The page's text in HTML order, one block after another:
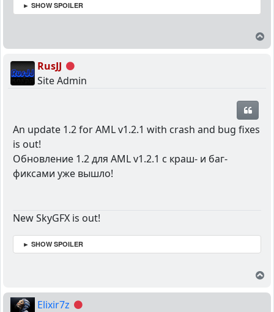
► SHOW SPOILER
RusJJ Offline
Site Admin
An update 1.2 for AML v1.2.1 with crash and bug fixes
is out!
Обновление 1.2 для AML v1.2.1 с краш- и баг-
фиксами уже вышло!
New SkyGFX is out!
► SHOW SPOILER
Elixir7z Offline